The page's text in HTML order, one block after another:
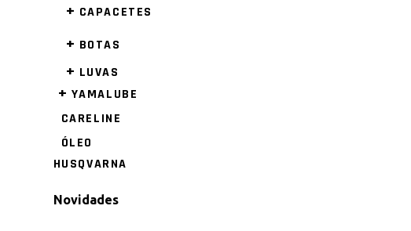
+ CAPACETES
+ BOTAS
+ LUVAS
+ YAMALUBE
CARELINE
ÓLEO
HUSQVARNA
Novidades